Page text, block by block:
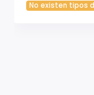
No existen tipos